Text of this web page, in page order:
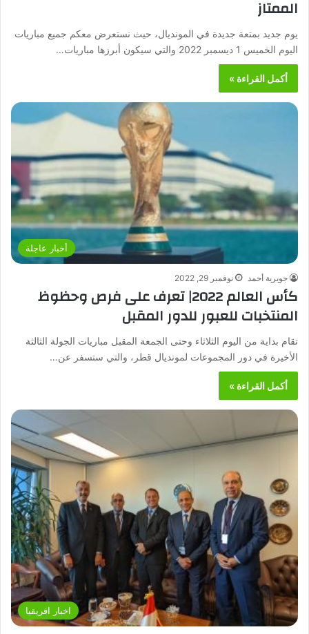
الممتاز
يوم جديد بمتعة جديدة في المونديال، حيث نستعرض معكم جميع مباريات
اليوم الخميس 1 ديسمبر 2022 والتي سيكون أبرزها مباريات…
أكمل القراءة »
أخبار عاجلة
جويرية أحمد نوفمبر 29, 2022
كأس العالم 2022| تعرف على فرص وحظوظ
المنتخبات للعبور للدور المقبل
تقام بداية من اليوم الثلاثاء وحتى الجمعة المقبل مباريات الجولة الثالثة
الأخيرة في دور المجموعات لمونديال قطر، والتي ستسفر عن…
أكمل القراءة »
اخبار افريقيا